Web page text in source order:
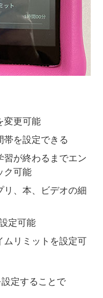
変更可能
帯を設定できる
習が終わるまでエン
ク可能
リ、本、ビデオの細
定可能
ムリミットを設定可
定することで